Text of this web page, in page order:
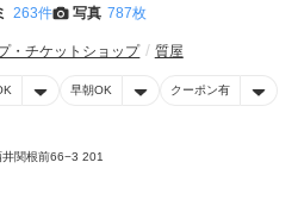
263件 写真 787枚
・チケットショップ 質屋
早朝OK クーポン有
関根前66−3 201